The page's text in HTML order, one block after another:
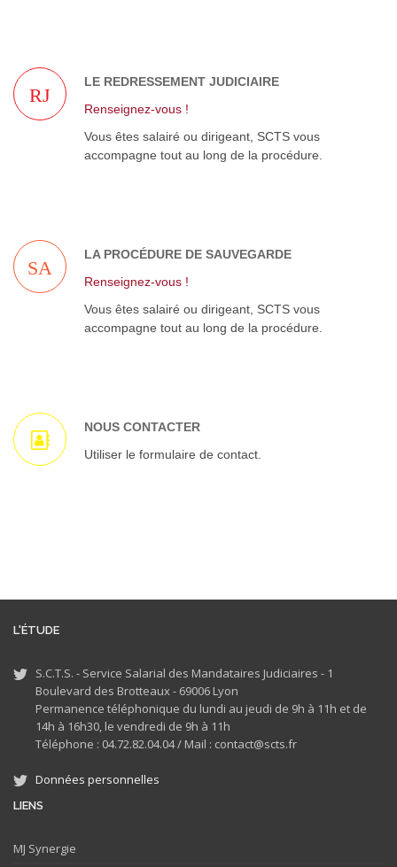
LE REDRESSEMENT JUDICIAIRE
RJ
Renseignez-vous !
Vous êtes salairé ou dirigeant, SCTS vous
accompagne tout au long de la procédure.
LA PROCÉDURE DE SAUVEGARDE
SA
Renseignez-vous !
Vous êtes salairé ou dirigeant, SCTS vous
accompagne tout au long de la procédure.
NOUS CONTACTER
Utiliser le formulaire de contact.
L'ÉTUDE
S.C.T.S. - Service Salarial des Mandataires Judiciaires - 1
Boulevard des Brotteaux - 69006 Lyon
Permanence téléphonique du lundi au jeudi de 9h à 11h et de
14h à 16h30, le vendredi de 9h à 11h
Téléphone : 04.72.82.04.04 / Mail : contact@scts.fr
Données personnelles
LIENS
MJ Synergie